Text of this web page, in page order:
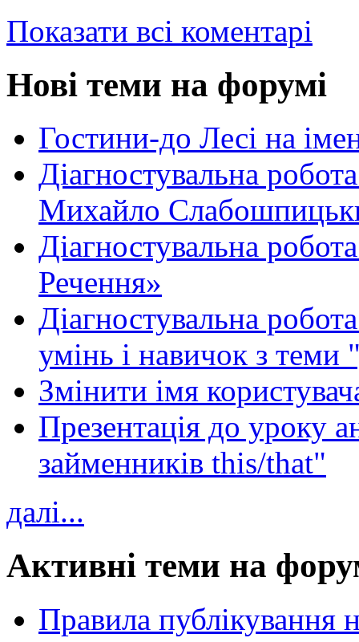
Показати всі коментарі
Нові теми на форумі
Гостини-до Лесі на
Діагностувальна
Михайло
Діагностувальна
Речення»
Діагностувальна
умінь і навичок з теми
Змінити імя
Презентація до уроку
займенників this/that"
далі...
Активні теми на
Правила публікування